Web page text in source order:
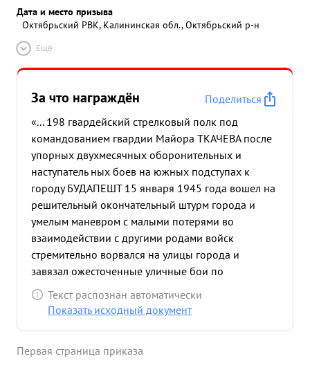
Дата и место призыва
Октябрьский РВК, Калининская обл., Октябрьский р-н
Ещё
За что награждён
Поделиться
«... 198 гвардейский стрелковый полк под
командованием гвардии Майора ТКАЧЕВА после
упорных двухмесячных оборонительных и
наступатель ных боев на южных подступах к
городу БУДАПЕШТ 15 января 1945 года вошел на
решительный окончательный штурм города и
умелым маневром с малыми потерями во
взаимодействии с другими родами войск
стремительно ворвался на улицы города и
завязал ожесточенные уличные бои по
уничтожению окруженный войск противника. в
результате упорных боев полк уничтожил: более
танков-2 ,винтовок-750 пулеметов-48 ,пушек-9
Текст распознан автоматически
Показать исходный документ
Первая страница приказа